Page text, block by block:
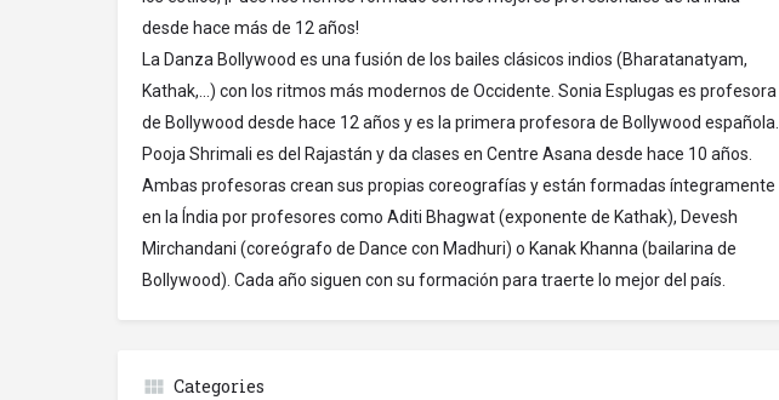
desde hace más de 12 años!
La Danza Bollywood es una fusión de los bailes clásicos indios (Bharatanatyam,
Kathak,...) con los ritmos más modernos de Occidente. Sonia Esplugas es profesora
de Bollywood desde hace 12 años y es la primera profesora de Bollywood española.
Pooja Shrimali es del Rajastán y da clases en Centre Asana desde hace 10 años.
Ambas profesoras crean sus propias coreografías y están formadas íntegramente
en la Índia por profesores como Aditi Bhagwat (exponente de Kathak), Devesh
Mirchandani (coreógrafo de Dance con Madhuri) o Kanak Khanna (bailarina de
Bollywood). Cada año siguen con su formación para traerte lo mejor del país.
Categories